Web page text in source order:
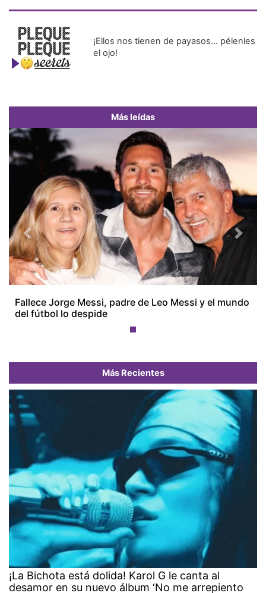
¡Ellos nos tienen de payasos… pélenles
el ojo!
Más leídas
Fallece Jorge Messi, padre de Leo Messi y el mundo
del fútbol lo despide
Previous Next
Más Recientes
¡La Bichota está dolida! Karol G le canta al
desamor en su nuevo álbum ‘No me arrepiento